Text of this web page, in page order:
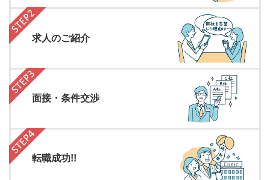
求人のご紹介
面接・条件交渉
転職成功!!